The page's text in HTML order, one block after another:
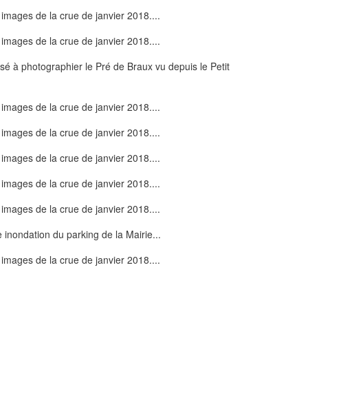
à photographier le Pré de Braux vu depuis le Petit
inondation du parking de la Mairie...